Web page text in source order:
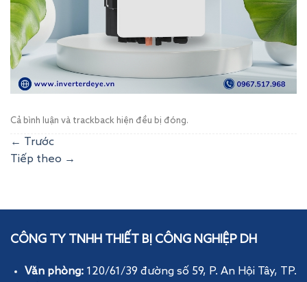
Cả bình luận và trackback hiện đều bị đóng.
←
Trước
Tiếp theo →
CÔNG TY TNHH THIẾT BỊ CÔNG NGHIỆP DH
Văn phòng: 120/61/39 đường số 59, P. An Hội Tây, TP.